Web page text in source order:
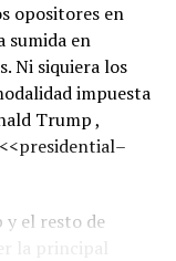
opositores en
sumida en
Ni siquiera los
impuesta
Trump ,
y el resto de
la principal